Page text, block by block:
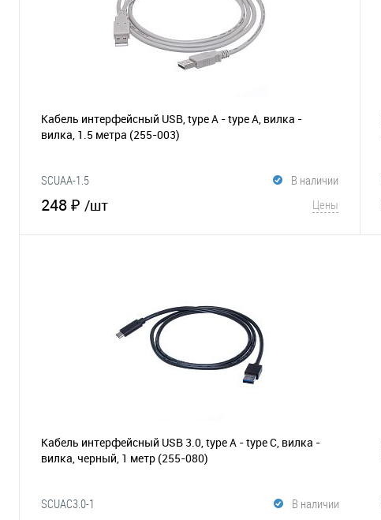
Кабель интерфейсный USB, type А - type А, вилка -
вилка, 1.5 метра (255-003)
В наличии
SCUAA-1.5
248 ₽ /шт Цены
Кабель интерфейсный USB 3.0, type А - type C, вилка -
вилка, черный, 1 метр (255-080)
В наличии
SCUAC3.0-1